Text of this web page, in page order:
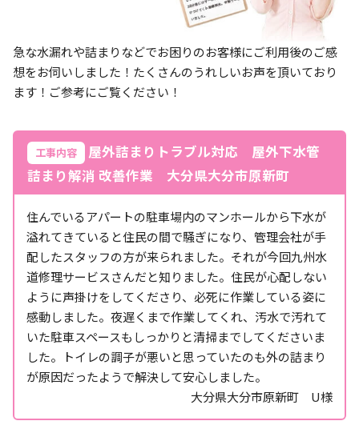
急な水漏れや詰まりなどでお困りのお客様にご利用後のご感
想をお伺いしました！たくさんのうれしいお声を頂いており
ます！ご参考にご覧ください！
工事内容
屋外詰まりトラブル対応 屋外下水管
詰まり解消 改善作業 大分県大分市原新町
住んでいるアパートの駐車場内のマンホールから下水が
溢れてきていると住民の間で騒ぎになり、管理会社が手
配したスタッフの方が来られました。それが今回九州水
道修理サービスさんだと知りました。住民が心配しない
ように声掛けをしてくださり、必死に作業している姿に
感動しました。夜遅くまで作業してくれ、汚水で汚れて
いた駐車スペースもしっかりと清掃までしてくださいま
した。トイレの調子が悪いと思っていたのも外の詰まり
が原因だったようで解決して安心しました。
大分県大分市原新町 U様